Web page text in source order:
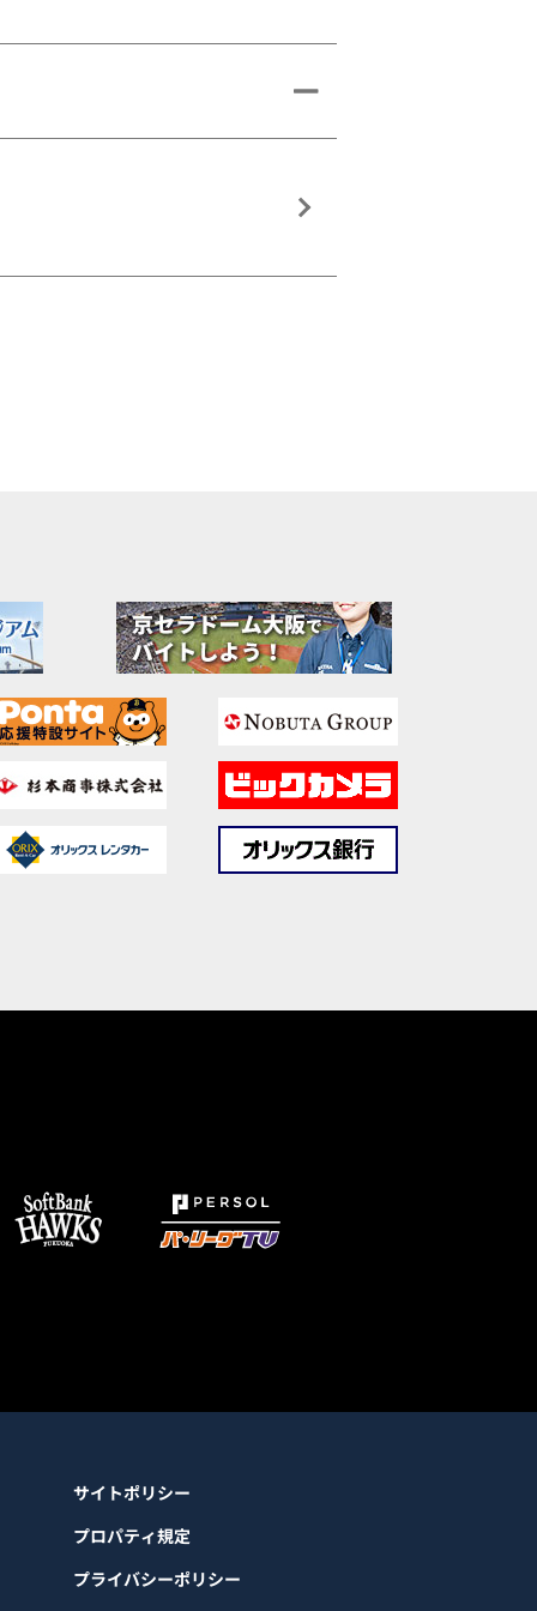
サイトポリシー
プロパティ規定
プライバシーポリシー